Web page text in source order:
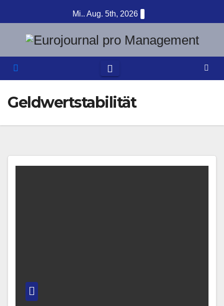
Inhalt
springen
Mi.. Aug. 5th, 2026
Geldwertstabilität